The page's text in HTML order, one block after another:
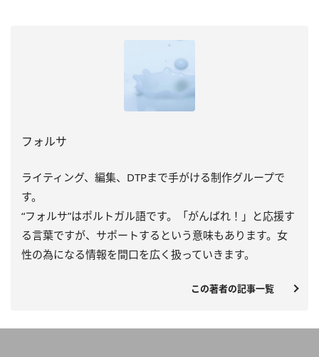
フォルサ
ライティング、編集、DTPまで手がける制作グループで
す。
“フォルサ”はポルトガル語です。「がんばれ！」と応援す
る言葉ですが、サポートするという意味もあります。女
性の為になる情報を間口を広く扱っていきます。
この著者の記事一覧